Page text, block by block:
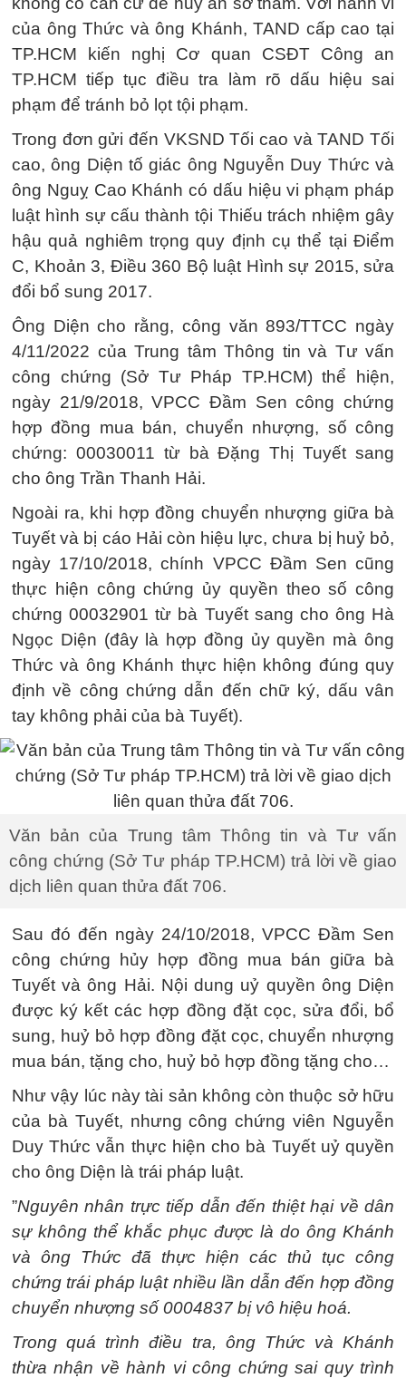
của ông Thức và ông Khánh, TAND cấp cao tại
TP.HCM kiến nghị Cơ quan CSĐT Công an
TP.HCM tiếp tục điều tra làm rõ dấu hiệu sai
phạm để tránh bỏ lọt tội phạm.
Trong đơn gửi đến VKSND Tối cao và TAND Tối
cao, ông Diện tố giác ông Nguyễn Duy Thức và
ông Nguỵ Cao Khánh có dấu hiệu vi phạm pháp
luật hình sự cấu thành tội Thiếu trách nhiệm gây
hậu quả nghiêm trọng quy định cụ thể tại Điểm
C, Khoản 3, Điều 360 Bộ luật Hình sự 2015, sửa
đổi bổ sung 2017.
Ông Diện cho rằng, công văn 893/TTCC ngày
4/11/2022 của Trung tâm Thông tin và Tư vấn
công chứng (Sở Tư Pháp TP.HCM) thể hiện,
ngày 21/9/2018, VPCC Đầm Sen công chứng
hợp đồng mua bán, chuyển nhượng, số công
chứng: 00030011 từ bà Đặng Thị Tuyết sang
cho ông Trần Thanh Hải.
Ngoài ra, khi hợp đồng chuyển nhượng giữa bà
Tuyết và bị cáo Hải còn hiệu lực, chưa bị huỷ bỏ,
ngày 17/10/2018, chính VPCC Đầm Sen cũng
thực hiện công chứng ủy quyền theo số công
chứng 00032901 từ bà Tuyết sang cho ông Hà
Ngọc Diện (đây là hợp đồng ủy quyền mà ông
Thức và ông Khánh thực hiện không đúng quy
định về công chứng dẫn đến chữ ký, dấu vân
tay không phải của bà Tuyết).
Văn bản của Trung tâm Thông tin và Tư vấn
công chứng (Sở Tư pháp TP.HCM) trả lời về giao
dịch liên quan thửa đất 706.
Sau đó đến ngày 24/10/2018, VPCC Đầm Sen
công chứng hủy hợp đồng mua bán giữa bà
Tuyết và ông Hải. Nội dung uỷ quyền ông Diện
được ký kết các hợp đồng đặt cọc, sửa đổi, bổ
sung, huỷ bỏ hợp đồng đặt cọc, chuyển nhượng
mua bán, tặng cho, huỷ bỏ hợp đồng tặng cho…
Như vậy lúc này tài sản không còn thuộc sở hữu
của bà Tuyết, nhưng công chứng viên Nguyễn
Duy Thức vẫn thực hiện cho bà Tuyết uỷ quyền
cho ông Diện là trái pháp luật.
”Nguyên nhân trực tiếp dẫn đến thiệt hại về dân
sự không thể khắc phục được là do ông Khánh
và ông Thức đã thực hiện các thủ tục công
chứng trái pháp luật nhiều lần dẫn đến hợp đồng
chuyển nhượng số 0004837 bị vô hiệu hoá.
Trong quá trình điều tra, ông Thức và Khánh
thừa nhận về hành vi công chứng sai quy trình